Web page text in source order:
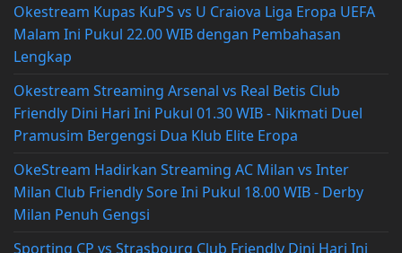
Okestream Kupas KuPS vs U Craiova Liga Eropa UEFA
Malam Ini Pukul 22.00 WIB dengan Pembahasan
Lengkap
Okestream Streaming Arsenal vs Real Betis Club
Friendly Dini Hari Ini Pukul 01.30 WIB - Nikmati Duel
Pramusim Bergengsi Dua Klub Elite Eropa
OkeStream Hadirkan Streaming AC Milan vs Inter
Milan Club Friendly Sore Ini Pukul 18.00 WIB - Derby
Milan Penuh Gengsi
Sporting CP vs Strasbourg Club Friendly Dini Hari Ini